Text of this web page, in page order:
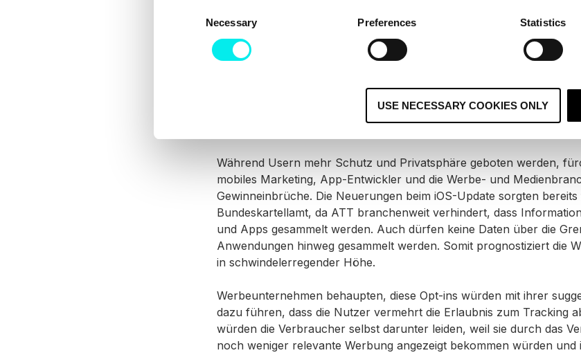
e
Necessary Preferences Statistics
USE NECESSARY COOKIES ONLY
. Diese Abfrage erfolgt einmalig, die Auswahl kann aber
den Einstellungen des Geräts angepasst und umgeändert werden.
Auswirkungen auf den Markt
Während Usern mehr Schutz und Privatsphäre geboten werden,
mobiles Marketing, App-Entwickler und die Werbe- und
Gewinneinbrüche. Die Neuerungen beim iOS-Update sorgten
Bundeskartellamt, da ATT branchenweit verhindert, dass
und Apps gesammelt werden. Auch dürfen keine Daten über die
Anwendungen hinweg gesammelt werden. Somit prognostiziert die
in schwindelerregender Höhe.
Werbeunternehmen behaupten, diese Opt-ins würden mit ihrer
dazu führen, dass die Nutzer vermehrt die Erlaubnis zum Tracking
würden die Verbraucher selbst darunter leiden, weil sie durch das
noch weniger relevante Werbung angezeigt bekommen würden